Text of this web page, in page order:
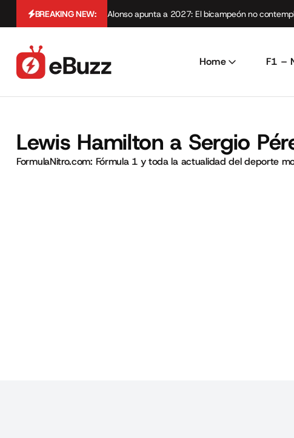
BREAKING NEW: Alonso apunta a 2027: El bicampeón no
Home F1 –
Lewis Hamilton a Sergio
FormulaNitro.com: Fórmula 1 y toda la actualidad del deporte